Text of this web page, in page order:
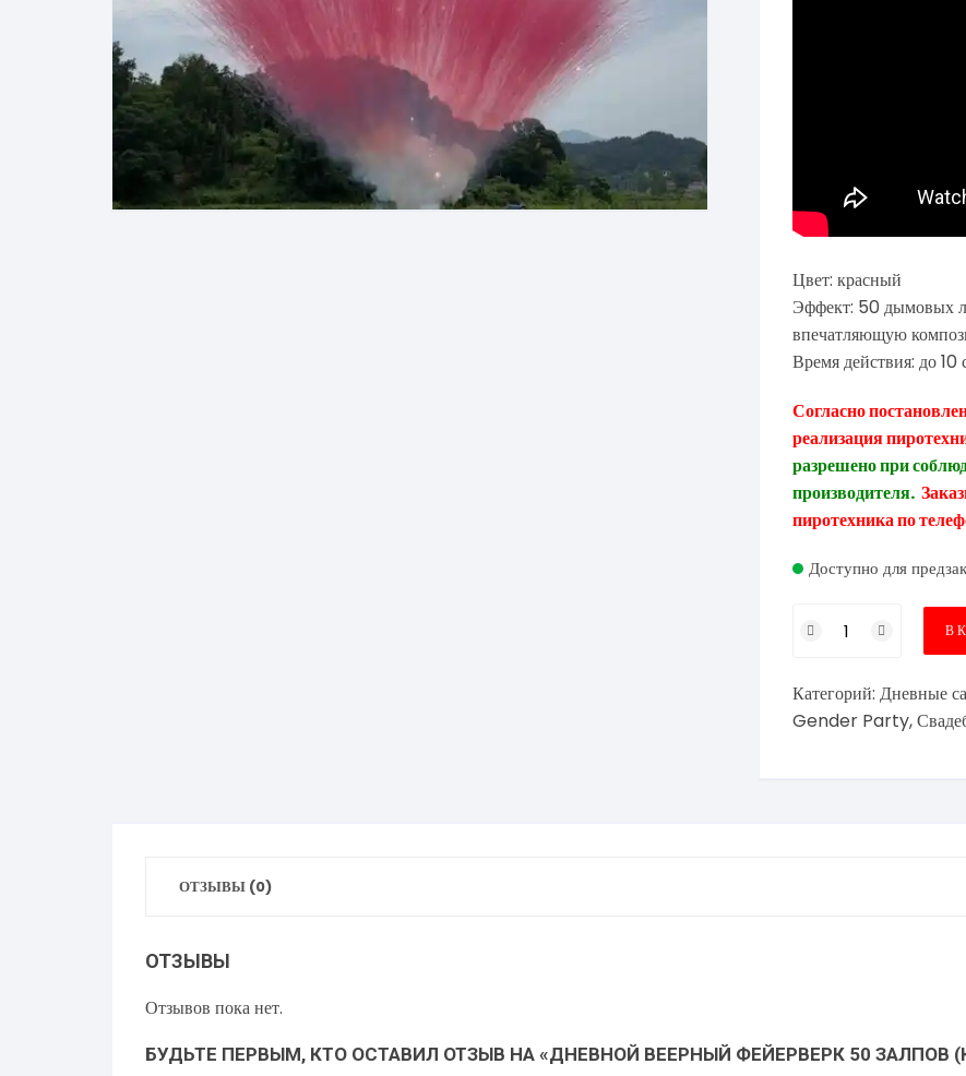
Цвет: красный
Эффект: 50 дымовых
впечатляющую
Время действия: до 10
Согласно
реализация
разрешено при
производителя.
пиротехника по
Доступно для
товара
веерный
фейерверк
В
Категорий: Дневные
Gender Party,
ОТЗЫВЫ (0)
ОТЗЫВЫ
Отзывов пока нет.
БУДЬТЕ ПЕРВЫМ, КТО ОСТАВИЛ ОТЗЫВ НА «ДНЕВНОЙ ВЕЕРНЫЙ ФЕЙЕРВЕРК 50 ЗАЛПОВ